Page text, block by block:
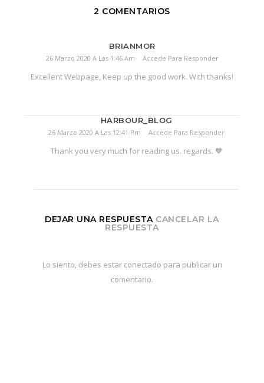
2 COMENTARIOS
BRIANMOR
26 Marzo 2020 A Las 1:46 Am Accede Para Responder
Excellent Webpage, Keep up the good work. With thanks!
HARBOUR_BLOG
26 Marzo 2020 A Las 12:41 Pm Accede Para Responder
Thank you very much for reading us. regards. 🧡
DEJAR UNA RESPUESTA CANCELAR LA
RESPUESTA
Lo siento, debes estar conectado para publicar un
comentario.